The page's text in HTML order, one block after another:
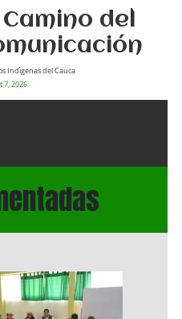
del
Indìgenas del Cauca
7, 2026